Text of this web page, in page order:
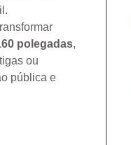
polegadas,
ou
pública e